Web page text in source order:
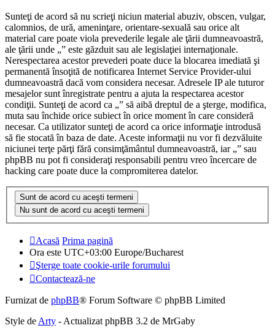
Sunteţi de acord să nu scrieţi niciun material abuziv, obscen, vulgar,
calomnios, de ură, ameninţare, orientare-sexuală sau orice alt
material care poate viola prevederile legale ale ţării dumneavoastră,
ale ţării unde „” este găzduit sau ale legislaţiei internaţionale.
Nerespectarea acestor prevederi poate duce la blocarea imediată şi
permanentă însoţită de notificarea Internet Service Provider-ului
dumneavoastră dacă vom considera necesar. Adresele IP ale tuturor
mesajelor sunt înregistrate pentru a ajuta la respectarea acestor
condiţii. Sunteţi de acord ca „” să aibă dreptul de a şterge, modifica,
muta sau închide orice subiect în orice moment în care consideră
necesar. Ca utilizator sunteţi de acord ca orice informaţie introdusă
să fie stocată în baza de date. Aceste informaţii nu vor fi dezvăluite
niciunei terţe părţi fără consimţământul dumneavoastră, iar „” sau
phpBB nu pot fi consideraţi responsabili pentru vreo încercare de
hacking care poate duce la compromiterea datelor.
Acasă Prima pagină
Ora este UTC+03:00 Europe/Bucharest
Şterge toate cookie-urile forumului
Contactează-ne
Furnizat de phpBB® Forum Software © phpBB Limited
Style deArty - Actualizat phpBB 3.2 de MrGaby